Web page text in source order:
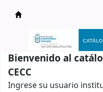
Catálogo en línea
Bienvenido al
CECC
Ingrese su usuario